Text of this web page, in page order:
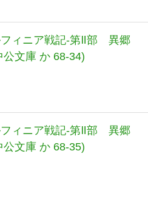
フィニア戦記-第Ⅱ部 異郷
公文庫 か 68-34)
フィニア戦記-第Ⅱ部 異郷
公文庫 か 68-35)